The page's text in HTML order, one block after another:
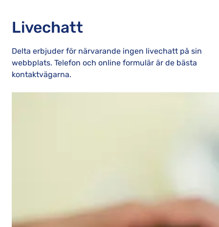
Livechatt
Delta erbjuder för närvarande ingen livechatt på sin
webbplats. Telefon och online formulär är de bästa
kontaktvägarna.